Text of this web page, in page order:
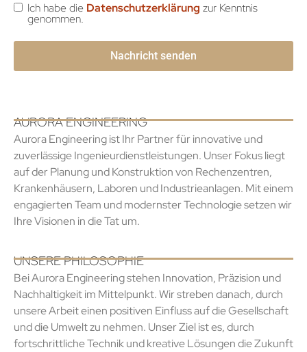
Ich habe die Datenschutzerklärung zur Kenntnis
genommen.
AURORA ENGINEERING
Aurora Engineering ist Ihr Partner für innovative und
zuverlässige Ingenieurdienstleistungen. Unser Fokus liegt
auf der Planung und Konstruktion von Rechenzentren,
Krankenhäusern, Laboren und Industrieanlagen. Mit einem
engagierten Team und modernster Technologie setzen wir
Ihre Visionen in die Tat um.
UNSERE PHILOSOPHIE
Bei Aurora Engineering stehen Innovation, Präzision und
Nachhaltigkeit im Mittelpunkt. Wir streben danach, durch
unsere Arbeit einen positiven Einfluss auf die Gesellschaft
und die Umwelt zu nehmen. Unser Ziel ist es, durch
fortschrittliche Technik und kreative Lösungen die Zukunft